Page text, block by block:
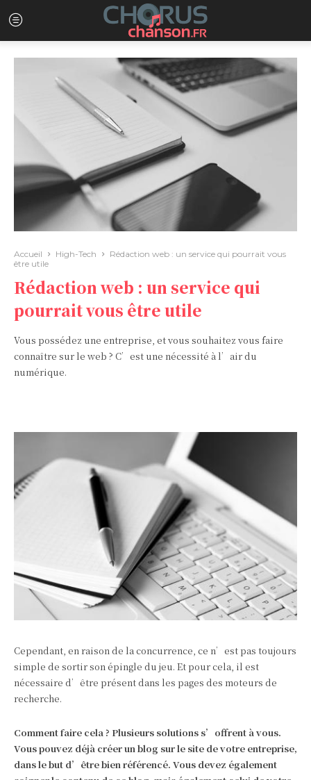
Accueil High-Tech
Rédaction web : un service qui pourrait vous
être utile
Rédaction web : un service qui
pourrait vous être utile
Vous possédez une entreprise, et vous souhaitez vous faire
connaître sur le web ? C’est une nécessité à l’air du
numérique.
Cependant, en raison de la concurrence, ce n’est pas toujours
simple de sortir son épingle du jeu. Et pour cela, il est
nécessaire d’être présent dans les pages des moteurs de
recherche.
Comment faire cela ? Plusieurs solutions s’offrent à vous.
Vous pouvez déjà créer un blog sur le site de votre entreprise,
dans le but d’être bien référencé. Vous devez également